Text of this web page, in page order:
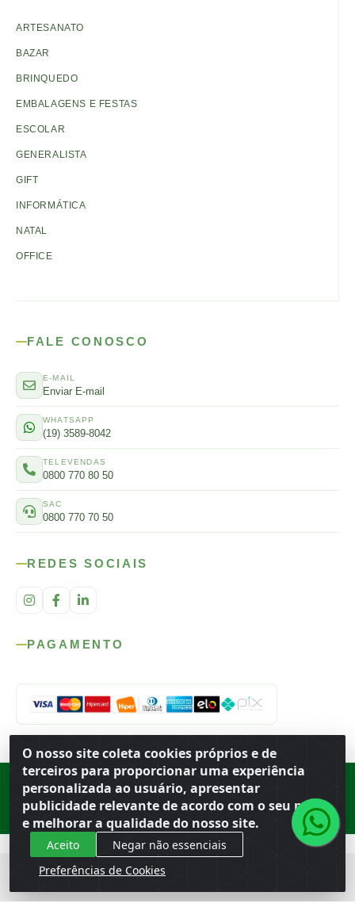
O nosso site coleta cookies próprios e de
terceiros para proporcionar uma experiência
personalizada ao usuário, apresentar
publicidade relevante de acordo com o seu perfil
e melhorar a qualidade do nosso site.
Aceito
Negar não essenciais
Preferências de Cookies
ARTESANATO
BAZAR
BRINQUEDO
EMBALAGENS E FESTAS
ESCOLAR
GENERALISTA
GIFT
INFORMÁTICA
NATAL
OFFICE
FALE CONOSCO
E-MAIL
Enviar E-mail
WHATSAPP
(19) 3589-8042
TELEVENDAS
0800 770 80 50
SAC
0800 770 70 50
REDES SOCIAIS
PAGAMENTO
Rod. SP-215, s/n, km 98 — Área Rural ·Porto Ferreira SP
13.669-899 · CNPJ 56.679.863/0001-91
© 2026 Atacado Ideal